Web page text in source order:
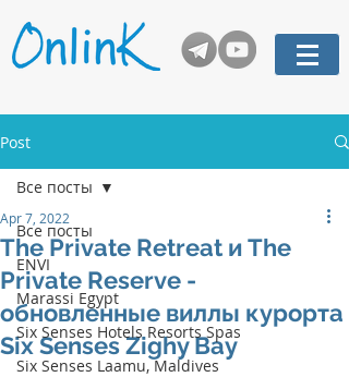
Post
Все посты
ENVI
Marassi Egypt
Six Senses Hotels Resorts Spas
Six Senses Laamu, Maldives
Все посты
The Private Retreat и The
Private Reserve -
обновленные виллы курорта
Six Senses Zighy Bay
Apr 7, 2022